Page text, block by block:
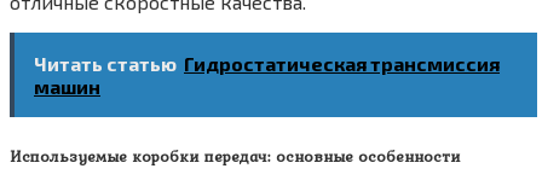
Читать статью Гидростатическая трансмиссия
машин
Используемые коробки передач: основные особенности